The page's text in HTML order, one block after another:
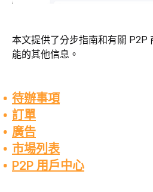
本文提供了分步指南和有關 P2P
能的其他信息。
待辦事項
訂單
廣告
市場列表
P2P 用戶中心